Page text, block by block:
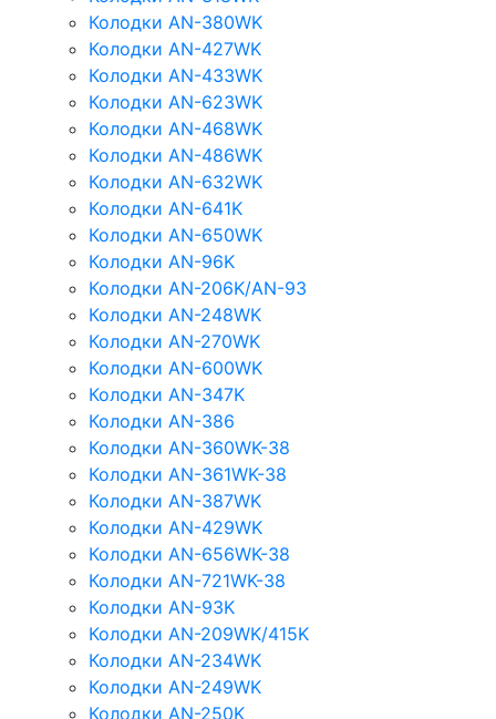
Колодки AN-380WK
Колодки AN-427WK
Колодки AN-433WK
Колодки AN-623WK
Колодки AN-468WK
Колодки AN-486WK
Колодки AN-632WK
Колодки AN-641K
Колодки AN-650WK
Колодки AN-96K
Колодки AN-206K/AN-93
Колодки AN-248WK
Колодки AN-270WK
Колодки AN-600WK
Колодки AN-347K
Колодки AN-386
Колодки AN-360WK-38
Колодки AN-361WK-38
Колодки AN-387WK
Колодки AN-429WK
Колодки AN-656WK-38
Колодки AN-721WK-38
Колодки AN-93K
Колодки AN-209WK/415K
Колодки AN-234WK
Колодки AN-249WK
Колодки AN-250K